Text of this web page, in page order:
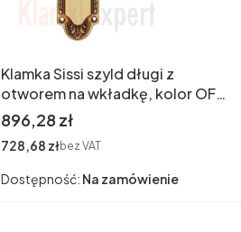
Klamka Sissi szyld długi z
otworem na wkładkę, kolor OF
stare złoto "francuskie"
Cena
896,28 zł
Cena
728,68 złbez VAT
Dostępność: Na zamówienie